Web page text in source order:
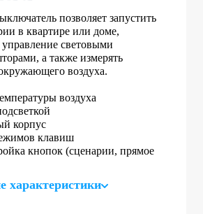
позволяет запустить
в квартире или доме,
управление световыми
а также измерять
воздуха.
воздуха
корпус
клавиш
кнопок (сценарии, прямое
характеристики